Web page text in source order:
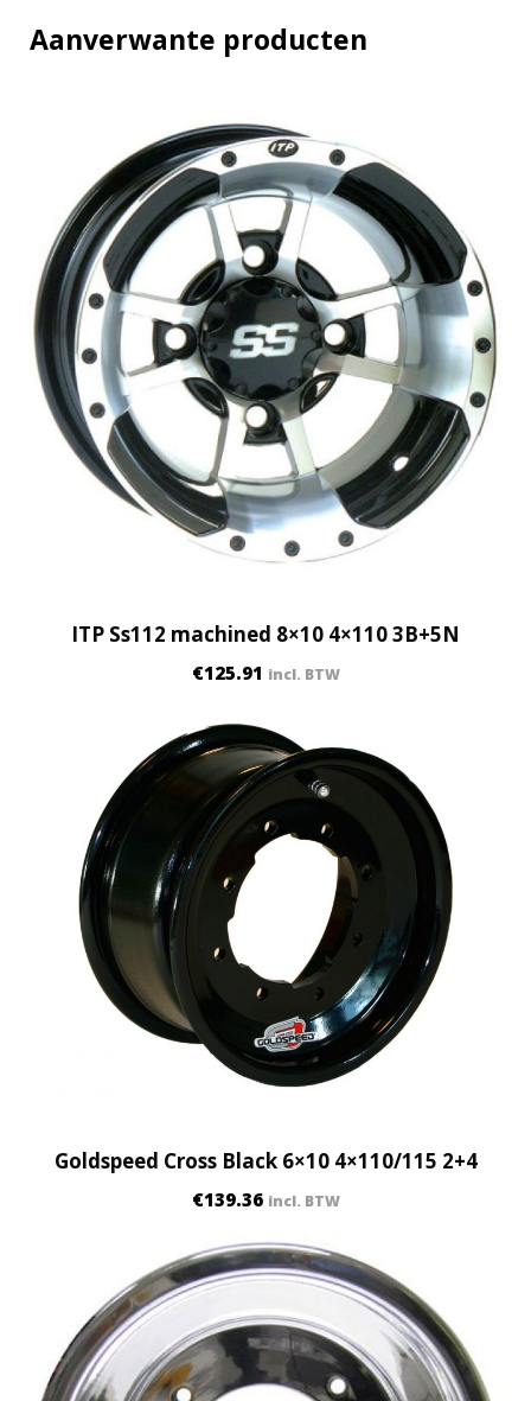
4
3
N
q
u
Aanverwante producten
ITP Ss112 machined 8×10 4×110 3B+5N
€125.91 incl. BTW
Goldspeed Cross Black 6×10 4×110/115 2+4
€139.36 incl. BTW